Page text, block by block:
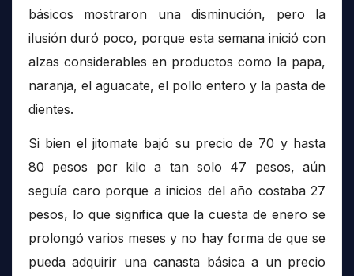
básicos mostraron una disminución, pero la
ilusión duró poco, porque esta semana inició con
alzas considerables en productos como la papa,
naranja, el aguacate, el pollo entero y la pasta de
dientes.
Si bien el jitomate bajó su precio de 70 y hasta
80 pesos por kilo a tan solo 47 pesos, aún
seguía caro porque a inicios del año costaba 27
pesos, lo que significa que la cuesta de enero se
prolongó varios meses y no hay forma de que se
pueda adquirir una canasta básica a un precio